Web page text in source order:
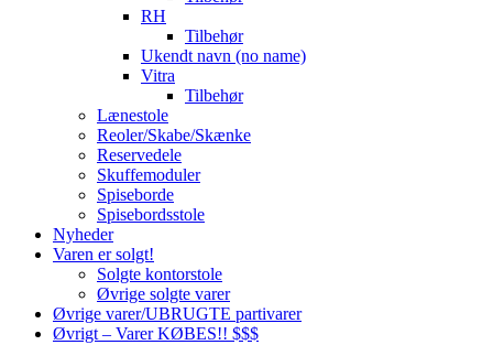
RH
Tilbehør
Ukendt navn (no name)
Vitra
Tilbehør
Lænestole
Reoler/Skabe/Skænke
Reservedele
Skuffemoduler
Spiseborde
Spisebordsstole
Nyheder
Varen er solgt!
Solgte kontorstole
Øvrige solgte varer
Øvrige varer/UBRUGTE partivarer
Øvrigt – Varer KØBES!! $$$